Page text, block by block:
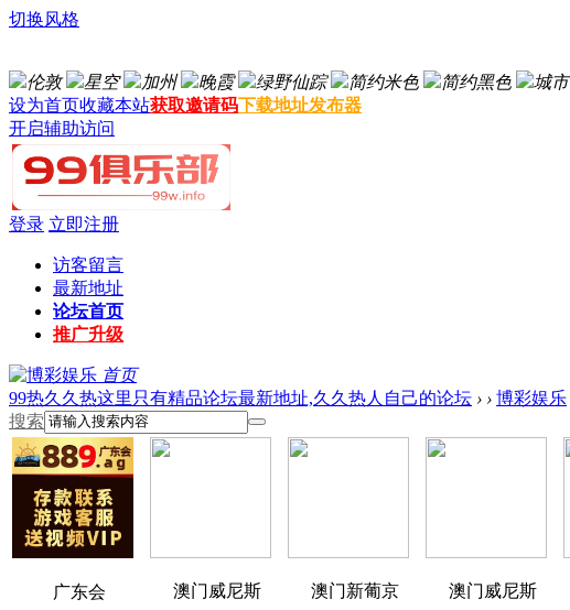
切换风格
伦敦 星空 加州 晚霞 绿野仙踪 简约米色 简约黑色 城市
设为首页收藏本站获取邀请码下载地址发布器
开启辅助访问
登录 立即注册
访客留言
最新地址
论坛首页
推广升级
首页
99热久久热这里只有精品论坛最新地址,久久热人自己的论坛 › › 博彩娱乐
搜索
广东会 澳门威尼斯 澳门新葡京 澳门威尼斯